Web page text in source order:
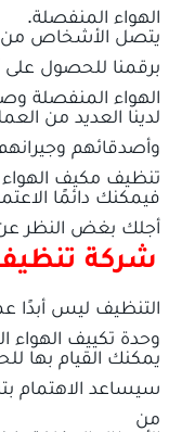
الهواء المنفصلة.
يتصل الأشخاص من
برقمنا للحصول
الهواء المنفصلة
لدينا العديد من
وأصدقائهم
تنظيف مكيف
فيمكنك دائمًا
أجلك بغض النظر
شركة
التنظيف ليس أبدًا
وحدة تكييف
يمكنك القيام بها
سيساعد الاهتمام
من